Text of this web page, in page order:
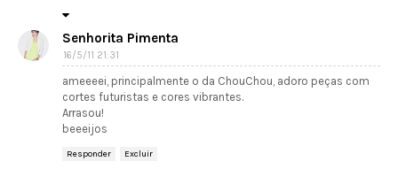
Senhorita Pimenta
16/5/11 21:31
ameeeei, principalmente o da ChouChou, adoro peças com
cortes futuristas e cores vibrantes.
Arrasou!
beeeijos
Responder Excluir